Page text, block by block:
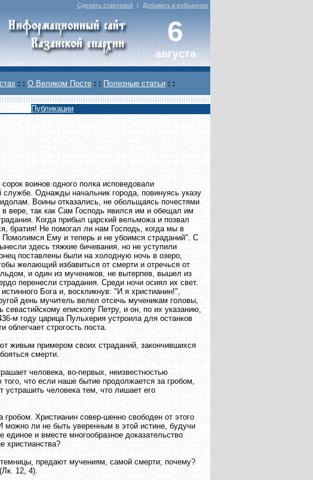
Сделать стартовой | Добавить в избранное
6
августа
: : О Великом Посте : : Полезные статьи : :
Публикации
воинов одного полка исповедовали
службе. Однажды начальник города, повинуясь указу
Воины отказались, не обольщаясь почестями
вере, так как Сам Господь явился им и обещал им
Когда прибыл царский вельможа и позвал
братия! Не помогал ли нам Господь, когда мы в
Ему и теперь и не убоимся страданий". С
здесь тяжкие бичевания, но не уступили
поставлены были на холодную ночь в озеро,
желающий избавиться от смерти и отречься от
и один из мучеников, не вытерпев, вышел из
перенесли страдания. Среди ночи осиял их свет.
Бога и, воскликнув: "И я христианин!",
день мучитель велел отсечь мученикам головы,
епископу Петру, и он, по их указанию,
м году царица Пульхерия устроила для останков
строгость поста.
живым примером своих страданий, закончившихся
смерти.
человека, во-первых, неизвестностью
что если наше бытие продолжается за гробом,
человека тем, что лишает его
Христианин совер-шенно свободен от этого
можно ли не быть уверенным в этой истине, будучи
единое и вместе многообразное доказательство
христианства?
предают мучениям, самой смерти; почему?
12, 4).